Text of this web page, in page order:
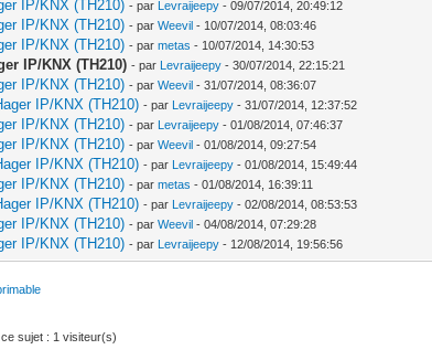
IP/KNX (TH210) - par Levraijeepy - 09/07/2014, 20:49:12
IP/KNX (TH210) - parWeevil - 10/07/2014, 08:03:46
IP/KNX (TH210) - parmetas - 10/07/2014, 14:30:53
IP/KNX (TH210) - par Levraijeepy - 30/07/2014, 22:15:21
IP/KNX (TH210) - parWeevil - 31/07/2014, 08:36:07
IP/KNX (TH210) - par Levraijeepy - 31/07/2014, 12:37:52
IP/KNX (TH210) - par Levraijeepy - 01/08/2014, 07:46:37
IP/KNX (TH210) - parWeevil - 01/08/2014, 09:27:54
IP/KNX (TH210) - par Levraijeepy - 01/08/2014, 15:49:44
IP/KNX (TH210) - parmetas - 01/08/2014, 16:39:11
IP/KNX (TH210) - par Levraijeepy - 02/08/2014, 08:53:53
IP/KNX (TH210) - parWeevil - 04/08/2014, 07:29:28
IP/KNX (TH210) - par Levraijeepy - 12/08/2014, 19:56:56
sujet : 1 visiteur(s)